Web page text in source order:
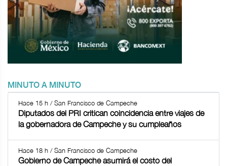
MINUTO A MINUTO
Hace 15 h / San Francisco de Campeche
Diputados del PRI critican coincidencia entre viajes de
la gobernadora de Campeche y su cumpleaños
Hace 18 h / San Francisco de Campeche
Gobierno de Campeche asumirá el costo del